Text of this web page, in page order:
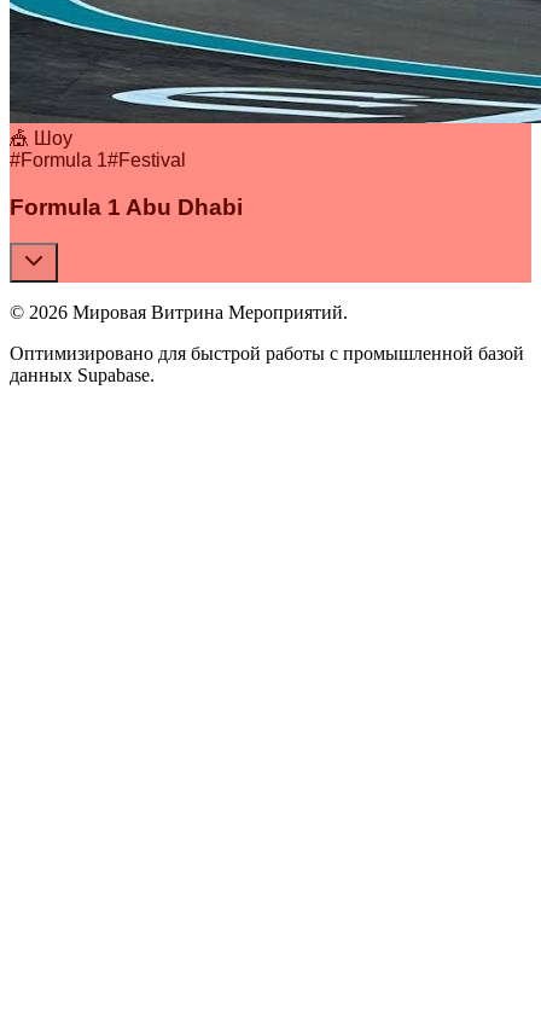
🎪 Шоу
#Formula 1#Festival
Formula 1 Abu Dhabi
© 2026 Мировая Витрина Мероприятий.
Оптимизировано для быстрой работы с промышленной базой
данных Supabase.